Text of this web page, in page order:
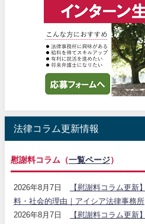
法律コラム更新情報
慰謝料コラム（一覧ページ）
2026年8月7日
【慰謝料コラム更新
料・社会的理由｜アイシア法律事務所
2026年8月7日
【慰謝料コラム更新